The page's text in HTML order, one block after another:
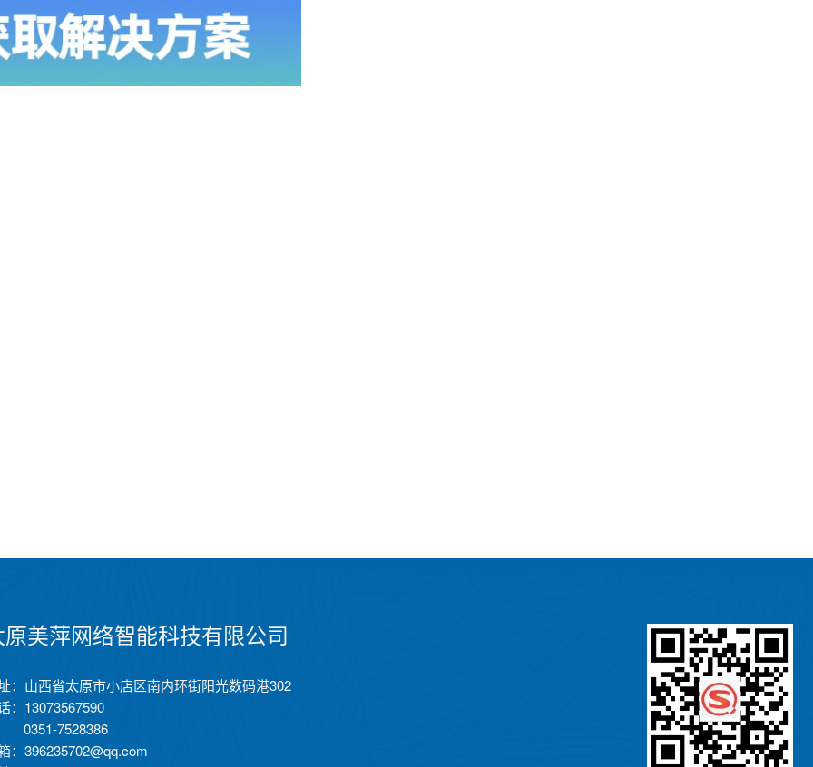
美萍网络智能科技有限公司
：山西省太原市小店区南内环街阳光数码港302
：13073567590
7528386
：396235702@qq.com